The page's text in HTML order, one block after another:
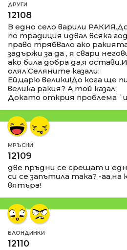
ДРУГИ
12108
В едно село варили
по традиция идвал всяка
право трябвало ако
задържи за да , я свари
ако била добра да,я
олял.Селяните казали:
Ей,царю велики!До кога ще
велика ракия? А той казал:
Докато открия проблема
МРЪСНИ
12109
две пръдни се срещат и
си се запътила така? -
вятъра!
БЛОНДИНКИ
12110